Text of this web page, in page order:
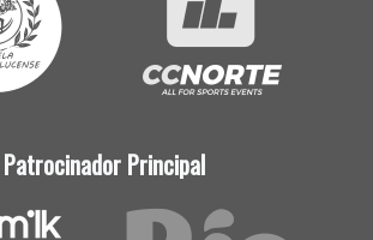
Patrocinador Principal